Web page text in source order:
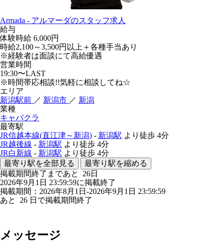
Armada - アルマーダのスタッフ求人
給与
体験時給 6,000円
時給2,100～3,500円以上＋各種手当あり
※経験者は面談にて高給優遇
営業時間
19:30〜LAST
※時間帯応相談!!気軽に相談してね☆
エリア
新潟駅前 ／ 新潟市 ／ 新潟
業種
キャバクラ
最寄駅
JR信越本線(直江津～新潟) - 新潟駅 より徒歩 4分
JR越後線 - 新潟駅 より徒歩 4分
JR白新線 - 新潟駅 より徒歩 4分
最寄り駅を全部見る
最寄り駅を縮める
掲載期間終了まであと 26日
2026年9月1日 23:59:59に掲載終了
掲載期間：2026年8月1日-2026年9月1日 23:59:59
あと 26 日で掲載期間終了
メッセージ